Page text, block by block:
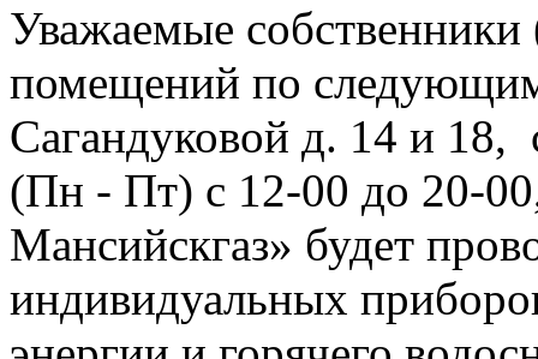
Уважаемые
помещений по
Сагандуковой д. 14 и 18,
(Пн - Пт) с 12-00 до 20-
Мансийскгаз» будет
индивидуальных